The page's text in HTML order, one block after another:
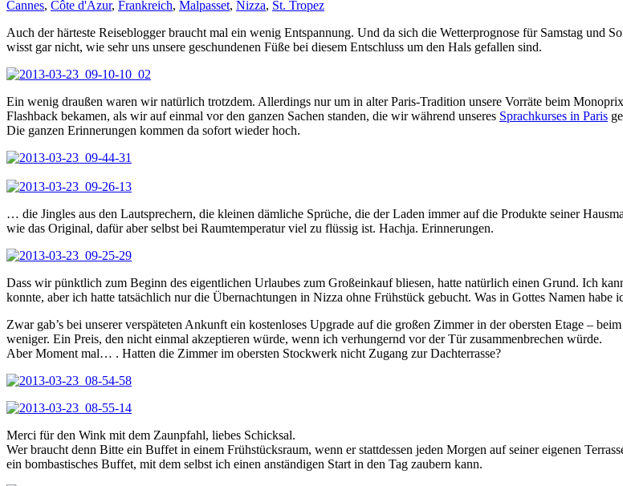
Cannes, Côte d'Azur, Frankreich, Malpasset, Nizza, St. Tropez
Auch der härteste Reiseblogger braucht mal ein wenig Entspannung. Und da sich die Wetterprognose für Samstag und
wisst gar nicht, wie sehr uns unsere geschundenen Füße bei diesem Entschluss um den Hals gefallen sind.
Ein wenig draußen waren wir natürlich trotzdem. Allerdings nur um in alter Paris-Tradition unsere Vorräte beim
Flashback bekamen, als wir auf einmal vor den ganzen Sachen standen, die wir während unseres Sprachkurses in Paris
Die ganzen Erinnerungen kommen da sofort wieder hoch.
… die Jingles aus den Lautsprechern, die kleinen dämliche Sprüche, die der Laden immer auf die Produkte seiner
wie das Original, dafür aber selbst bei Raumtemperatur viel zu flüssig ist. Hachja. Erinnerungen.
Dass wir pünktlich zum Beginn des eigentlichen Urlaubes zum Großeinkauf bliesen, hatte natürlich einen Grund. Ich
konnte, aber ich hatte tatsächlich nur die Übernachtungen in Nizza ohne Frühstück gebucht. Was in Gottes Namen habe
Zwar gab’s bei unserer verspäteten Ankunft ein kostenloses Upgrade auf die großen Zimmer in der obersten Etage –
weniger. Ein Preis, den nicht einmal akzeptieren würde, wenn ich verhungernd vor der Tür zusammenbrechen würde.
Aber Moment mal… . Hatten die Zimmer im obersten Stockwerk nicht Zugang zur Dachterrasse?
Merci für den Wink mit dem Zaunpfahl, liebes Schicksal.
Wer braucht denn Bitte ein Buffet in einem Frühstücksraum, wenn er stattdessen jeden Morgen auf seiner eigenen
ein bombastisches Buffet, mit dem selbst ich einen anständigen Start in den Tag zaubern kann.